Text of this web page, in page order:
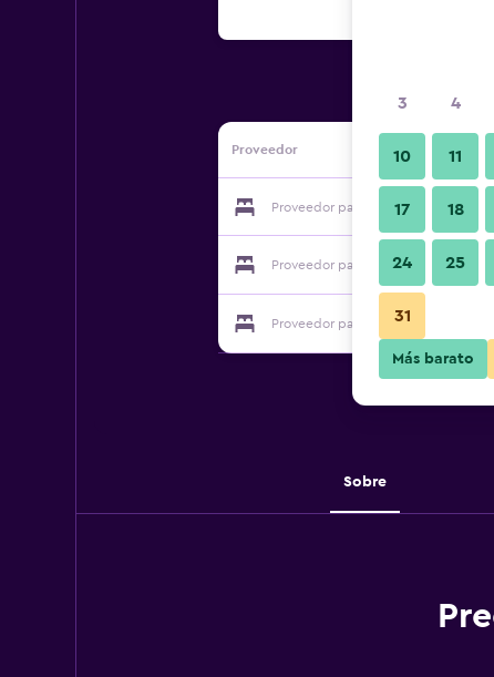
Proveedor
Proveedor para Royal Goan Beach
Proveedor para Royal Goan Beach
Proveedor para Royal Goan Beach
Sobre
3 4
10 11
17 18
24 25
31
Más barato